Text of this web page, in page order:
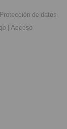
Protección de datos
| Acceso